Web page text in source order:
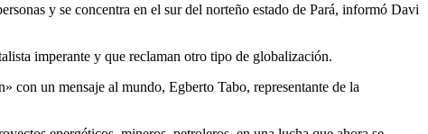
y se concentra en el sur del norteño estado de Pará, informó Davi
imperante y que reclaman otro tipo de globalización.
con un mensaje al mundo, Egberto Tabo, representante de la